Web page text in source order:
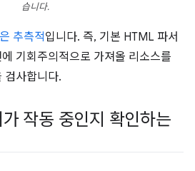
습니다.
추측적입니다. 즉, 기본 HTML 파서
기회주의적으로 가져올 리소스를
검사합니다.
작동 중인지 확인하는